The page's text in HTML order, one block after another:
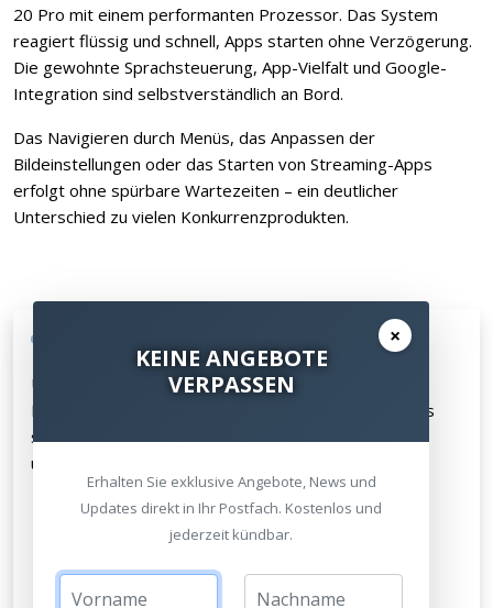
20 Pro mit einem performanten Prozessor. Das System
reagiert flüssig und schnell, Apps starten ohne Verzögerung.
Die gewohnte Sprachsteuerung, App-Vielfalt und Google-
Integration sind selbstverständlich an Bord.
Das Navigieren durch Menüs, das Anpassen der
Bildeinstellungen oder das Starten von Streaming-Apps
erfolgt ohne spürbare Wartezeiten – ein deutlicher
Unterschied zu vielen Konkurrenzprodukten.
Unter der Linse sitzt ein Lautsprechersystem von
Harman Kardon. Die Soundqualität kann sich durchaus
sehen lassen, besonders die Dialogwiedergabe
überzeugt:
Voluminöse, authentische Stimmwiedergabe
Gute Detailauflösung bei Männerstimmen
Ausreichend für gelegentliche mobile Nutzung
×
KEINE ANGEBOTE
VERPASSEN
Erhalten Sie exklusive Angebote, News und
Updates direkt in Ihr Postfach. Kostenlos und
jederzeit kündbar.